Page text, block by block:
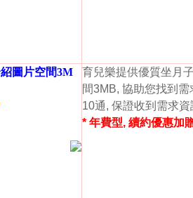
圖片空間3M
育兒樂提供優質坐月
間3MB, 協助您找到
10通, 保證收到需求
* 年費型, 續約優惠加